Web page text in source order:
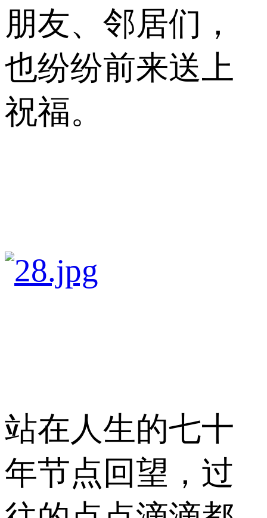
朋友、邻居们，
也纷纷前来送上
祝福。
站在人生的七十
年节点回望，过